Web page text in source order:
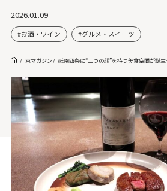
2026.01.09
お酒・ワイン グルメ・スイーツ
京マガジン 祇園四条に“二つの顔”を持つ美食空間が誕